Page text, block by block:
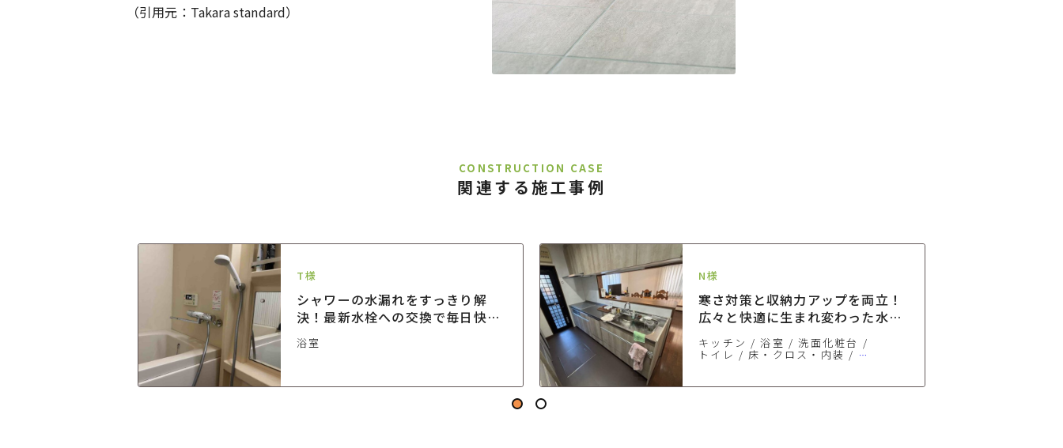
（引用元：Takara standard）
CONSTRUCTION CASE
関連する施工事例
T様
シャワーの水漏れをすっきり解
決！最新水栓への交換で毎日快適
なお風呂時間
浴室
N様
寒さ対策と収納力アップを両立！
広々と快適に生まれ変わった水廻
りリフォーム
キッチン 浴室 洗面化粧台
トイレ 床・クロス・内装
大規模リフォーム